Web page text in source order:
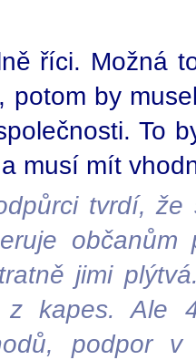
říci. Možná
potom by
To
musí mít
tvrdí,
občanům
jimi
z kapes. Ale
podpor v